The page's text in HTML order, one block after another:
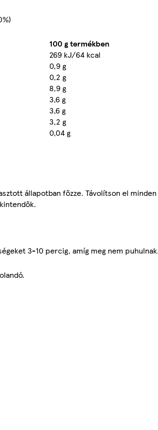
100 g termékben
269 kJ/64 kcal
0,9 g
0,2 g
8,9 g
3,6 g
3,6 g
3,2 g
0,04 g
állapotban főzze. Távolítson el
3-10 percig, amíg meg nem